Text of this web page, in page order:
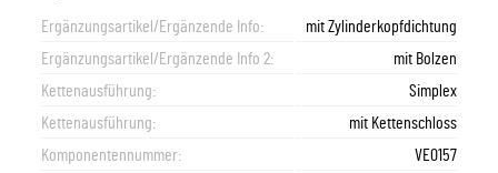
Ergänzungsartikel/Ergänzende Info:
mit Zylinderkopfdichtung
Ergänzungsartikel/Ergänzende Info 2:
mit Bolzen
Kettenausführung:
Simplex
Kettenausführung:
mit Kettenschloss
Komponentennummer:
VE0157